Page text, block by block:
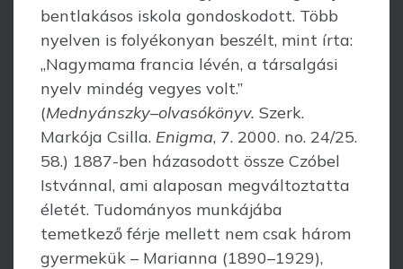
bentlakásos iskola gondoskodott. Több
nyelven is folyékonyan beszélt, mint írta:
„Nagymama francia lévén, a tár­salgási
nyelv mindég vegyes volt.”
(Mednyánszky–olvasókönyv. Szerk.
Markója Csilla. Enigma, 7. 2000. no. 24/25.
58.) 1887-ben házasodott össze Czóbel
Istvánnal, ami alaposan megváltoztatta
életét. Tudományos munkájába
temetkező férje mellett nem csak három
gyermekük – Marianna (1890–1929),